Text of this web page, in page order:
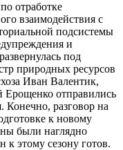
отработке
взаимодействия с
подсистемы
и
под
природных ресурсов
Иван Валентик,
Ерощенко отправились
Конечно, разговор на
к новому
были наглядно
к этому сезону готов.